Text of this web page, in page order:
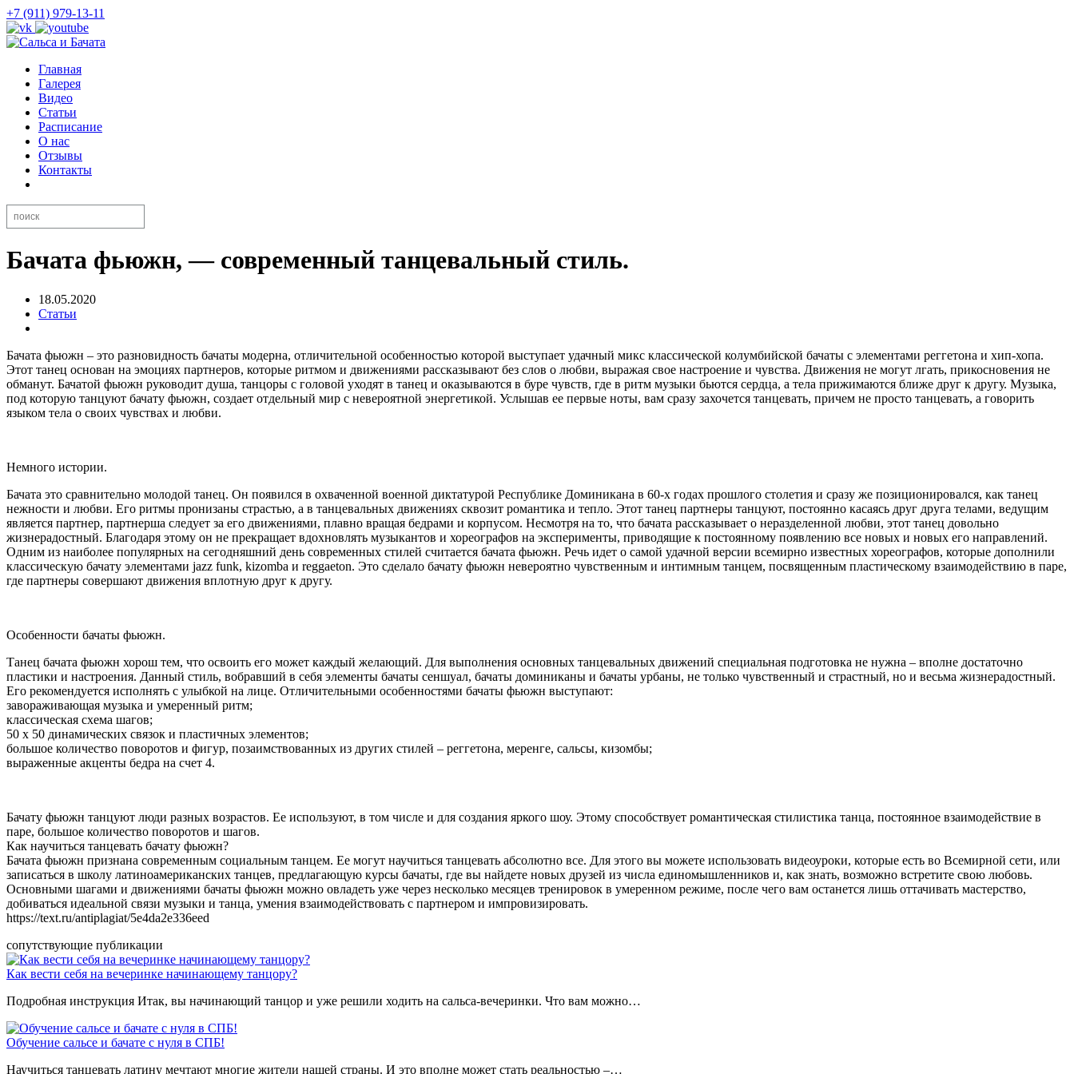
+7 (911) 979-13-11
Главная
Галерея
Видео
Статьи
Расписание
О нас
Отзывы
Контакты
Бачата фьюжн, — современный танцевальный стиль.
18.05.2020
Статьи
Бачата фьюжн – это разновидность бачаты модерна, отличительной особенностью которой выступает удачный микс классической колумбийской бачаты с элементами реггетона и хип-хопа.
Этот танец основан на эмоциях партнеров, которые ритмом и движениями рассказывают без слов о любви, выражая свое настроение и чувства. Движения не могут лгать, прикосновения не
обманут. Бачатой фьюжн руководит душа, танцоры с головой уходят в танец и оказываются в буре чувств, где в ритм музыки бьются сердца, а тела прижимаются ближе друг к другу. Музыка,
под которую танцуют бачату фьюжн, создает отдельный мир с невероятной энергетикой. Услышав ее первые ноты, вам сразу захочется танцевать, причем не просто танцевать, а говорить
языком тела о своих чувствах и любви.
Немного истории.
Бачата это сравнительно молодой танец. Он появился в охваченной военной диктатурой Республике Доминикана в 60-х годах прошлого столетия и сразу же позиционировался, как танец
нежности и любви. Его ритмы пронизаны страстью, а в танцевальных движениях сквозит романтика и тепло. Этот танец партнеры танцуют, постоянно касаясь друг друга телами, ведущим
является партнер, партнерша следует за его движениями, плавно вращая бедрами и корпусом. Несмотря на то, что бачата рассказывает о неразделенной любви, этот танец довольно
жизнерадостный. Благодаря этому он не прекращает вдохновлять музыкантов и хореографов на эксперименты, приводящие к постоянному появлению все новых и новых его направлений.
Одним из наиболее популярных на сегодняшний день современных стилей считается бачата фьюжн. Речь идет о самой удачной версии всемирно известных хореографов, которые дополнили
классическую бачату элементами jazz funk, kizomba и reggaeton. Это сделало бачату фьюжн невероятно чувственным и интимным танцем, посвященным пластическому взаимодействию в паре,
где партнеры совершают движения вплотную друг к другу.
Особенности бачаты фьюжн.
Танец бачата фьюжн хорош тем, что освоить его может каждый желающий. Для выполнения основных танцевальных движений специальная подготовка не нужна – вполне достаточно
пластики и настроения. Данный стиль, вобравший в себя элементы бачаты сеншуал, бачаты доминиканы и бачаты урбаны, не только чувственный и страстный, но и весьма жизнерадостный.
Его рекомендуется исполнять с улыбкой на лице. Отличительными особенностями бачаты фьюжн выступают:
завораживающая музыка и умеренный ритм;
классическая схема шагов;
50 х 50 динамических связок и пластичных элементов;
большое количество поворотов и фигур, позаимствованных из других стилей – реггетона, меренге, сальсы, кизомбы;
выраженные акценты бедра на счет 4.
Бачату фьюжн танцуют люди разных возрастов. Ее используют, в том числе и для создания яркого шоу. Этому способствует романтическая стилистика танца, постоянное взаимодействие в
паре, большое количество поворотов и шагов.
Как научиться танцевать бачату фьюжн?
Бачата фьюжн признана современным социальным танцем. Ее могут научиться танцевать абсолютно все. Для этого вы можете использовать видеоуроки, которые есть во Всемирной сети, или
записаться в школу латиноамериканских танцев, предлагающую курсы бачаты, где вы найдете новых друзей из числа единомышленников и, как знать, возможно встретите свою любовь.
Основными шагами и движениями бачаты фьюжн можно овладеть уже через несколько месяцев тренировок в умеренном режиме, после чего вам останется лишь оттачивать мастерство,
добиваться идеальной связи музыки и танца, умения взаимодействовать с партнером и импровизировать.
https://text.ru/antiplagiat/5e4da2e336eed
сопутствующие публикации
Как вести себя на вечеринке начинающему танцору?
Подробная инструкция Итак, вы начинающий танцор и уже решили ходить на сальса-вечеринки. Что вам можно…
Обучение сальсе и бачате с нуля в СПБ!
Научиться танцевать латину мечтают многие жители нашей страны. И это вполне может стать реальностью –…